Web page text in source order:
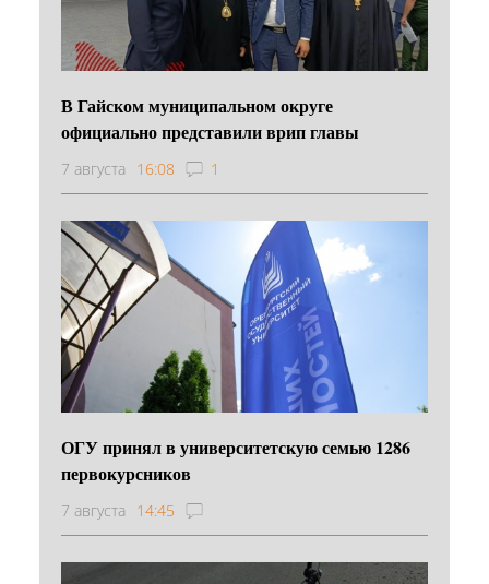
В Гайском муниципальном округе
официально представили врип главы
7 августа 16:08 1
ОГУ принял в университетскую семью 1286
первокурсников
7 августа 14:45